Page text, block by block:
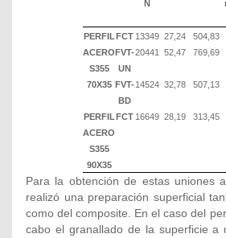
N
PERFIL
ACERO
S355
70X35
FCT 13349 27,24 504,83
FVT-
UN
20441 52,47 769,69
FVT-
BD
14524 32,78 507,13
PERFIL
ACERO
S355
90X35
FCT 16649 28,19 313,45
Para la obtención de estas uniones
realizó una preparación superficial
como del composite. En el caso del
cabo el granallado de la superficie a